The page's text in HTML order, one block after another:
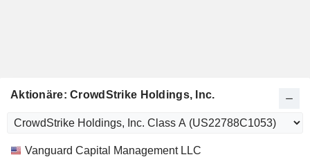
Aktionäre: CrowdStrike Holdings, Inc.
Name Aktien % Bewertung
Vanguard Capital Management LLC